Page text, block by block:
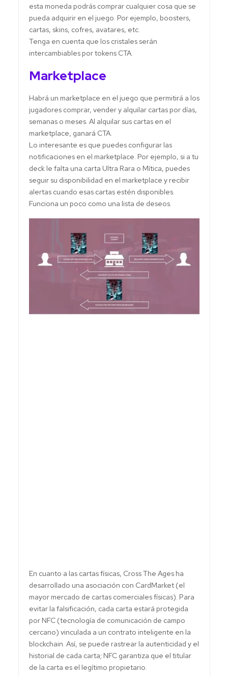
esta moneda podrás comprar cualquier cosa que se
pueda adquirir en el juego. Por ejemplo, boosters,
cartas, skins, cofres, avatares, etc.
Tenga en cuenta que los cristales serán
intercambiables por tokens CTA.
Marketplace
Habrá un marketplace en el juego que permitirá a los
jugadores comprar, vender y alquilar cartas por días,
semanas o meses. Al alquilar sus cartas en el
marketplace, ganará CTA.
Lo interesante es que puedes configurar las
notificaciones en el marketplace. Por ejemplo, si a tu
deck le falta una carta Ultra Rara o Mítica, puedes
seguir su disponibilidad en el marketplace y recibir
alertas cuando esas cartas estén disponibles.
Funciona un poco como una lista de deseos.
En cuanto a las cartas físicas, Cross The Ages ha
desarrollado una asociación con CardMarket (el
mayor mercado de cartas comerciales físicas). Para
evitar la falsificación, cada carta estará protegida
por NFC (tecnología de comunicación de campo
cercano) vinculada a un contrato inteligente en la
blockchain. Así, se puede rastrear la autenticidad y el
historial de cada carta; NFC garantiza que el titular
de la carta es el legítimo propietario.